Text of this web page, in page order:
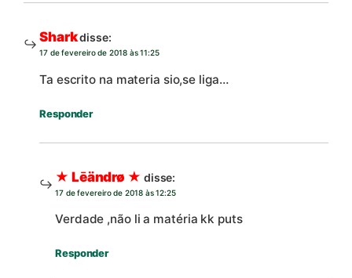
Sharkdisse:
17 de fevereiro de 2018 às 11:25
Ta escrito na materia sio,se liga…
Responder
★ Lēändrø ★ disse:
17 de fevereiro de 2018 às 12:25
Verdade ,não li a matéria kk puts
Responder